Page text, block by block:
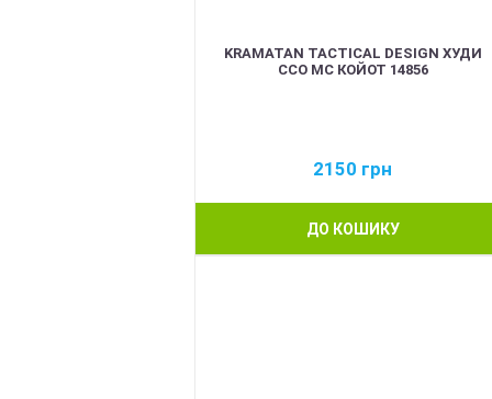
KRAMATAN TACTICAL DESIGN ХУДИ
ССО МС КОЙОТ 14856
2150 грн
ДО КОШИКУ